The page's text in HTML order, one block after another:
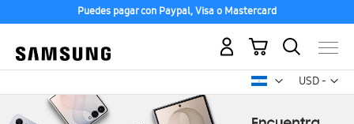
Puedes pagar con Paypal, Visa o Mastercard
USD -
dólar
Mi carrito